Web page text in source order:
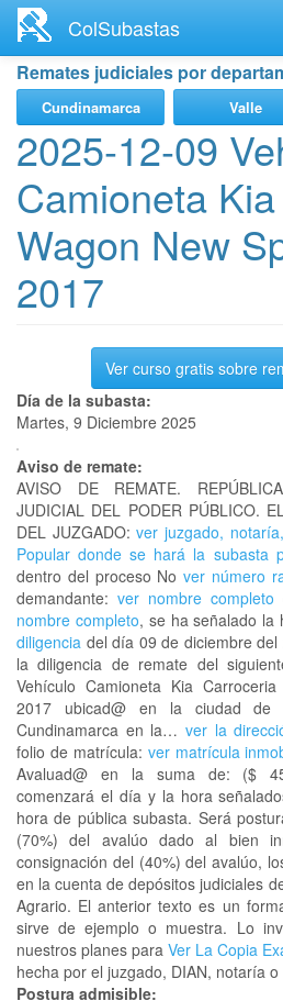
contenido
principal
ColSubastas
Remates judiciales por
Cundinamarca Valle
2025-12-09
Camioneta
Wagon New
2017
Ver curso gratis sobre
Día de la subasta:
Martes, 9 Diciembre 2025
Aviso de remate:
AVISO DE REMATE.
JUDICIAL DEL PODER PÚBLICO.
DEL JUZGADO: ver juzgado,
Popular donde se hará la subasta
dentro del proceso Nover número
demandante: ver nombre completo
nombre completo, se ha señalado la
diligencia del día 09 de diciembre
la diligencia de remate del
Vehículo Camioneta Kia
2017 ubicad@ en la ciudad de
Cundinamarca en la… ver la
folio de matrícula: ver matrícula
Avaluad@ en la suma de: ($
comenzará el día y la hora
hora de pública subasta. Será
(70%) del avalúo dado al bien
consignación del (40%) del avalúo,
en la cuenta de depósitos judiciales
Agrario. El anterior texto es un
sirve de ejemplo o muestra. Lo
nuestros planes para Ver La Copia
hecha por el juzgado, DIAN, notaría
Postura admisible: